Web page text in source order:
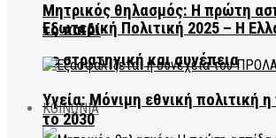
Εξωτερική Πολιτική 2025 – Η
με στρατηγική και συνέπεια
ΚΟΙΝΩΝΙΑ
Μητρικός θηλασμός: Η πρώτη
το παιδί
Υγεία: Μόνιμη εθνική πολιτική
το 2030